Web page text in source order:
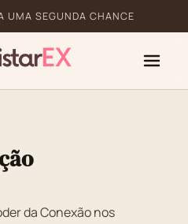
UMA SEGUNDA CHANCE
da Conexão nos